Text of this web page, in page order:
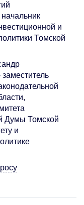
и
Томской
Думы Томской
и